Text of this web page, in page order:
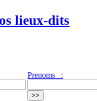
lieux-dits
Prenoms :